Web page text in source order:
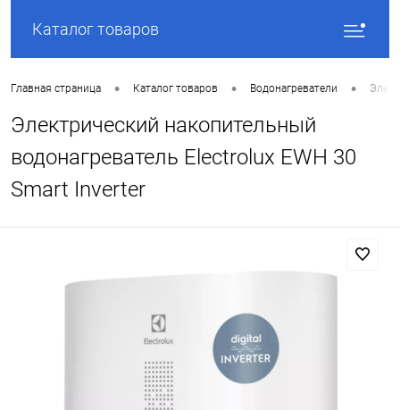
Каталог товаров
Главная страница • Каталог товаров • Водонагреватели •
Электрический накопительный
водонагреватель Electrolux EWH 30
Smart Inverter